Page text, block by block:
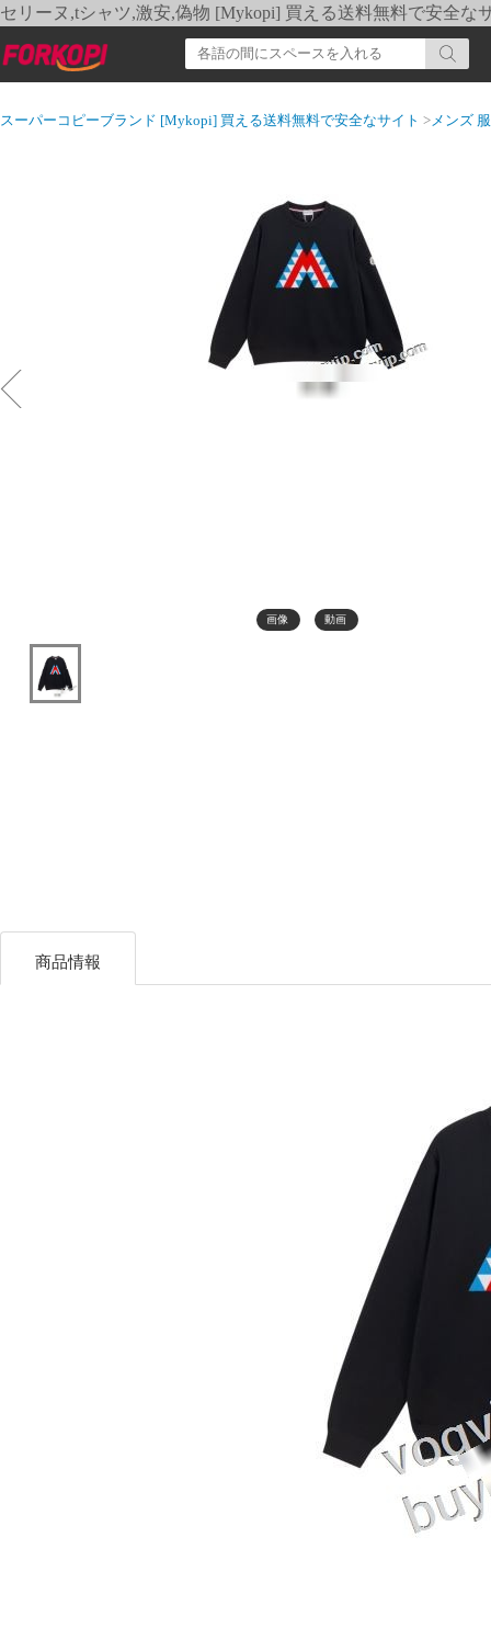
セリーヌ,tシャツ,激安,偽物 [Mykopi] 買える送料無料で安全な
スーパーコピーブランド [Mykopi] 買える送料無料で安全なサイト >メンズ 服
画像 動画
商品情報